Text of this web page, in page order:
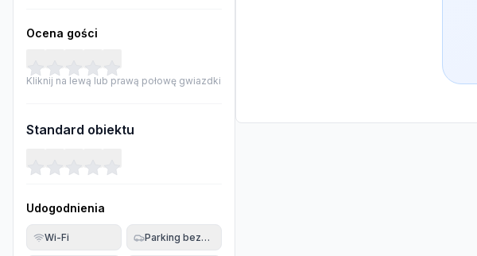
Ocena gości
Kliknij na lewą lub prawą połowę gwiazdki
Standard obiektu
Udogodnienia
Wi-Fi Parking bezpłatny